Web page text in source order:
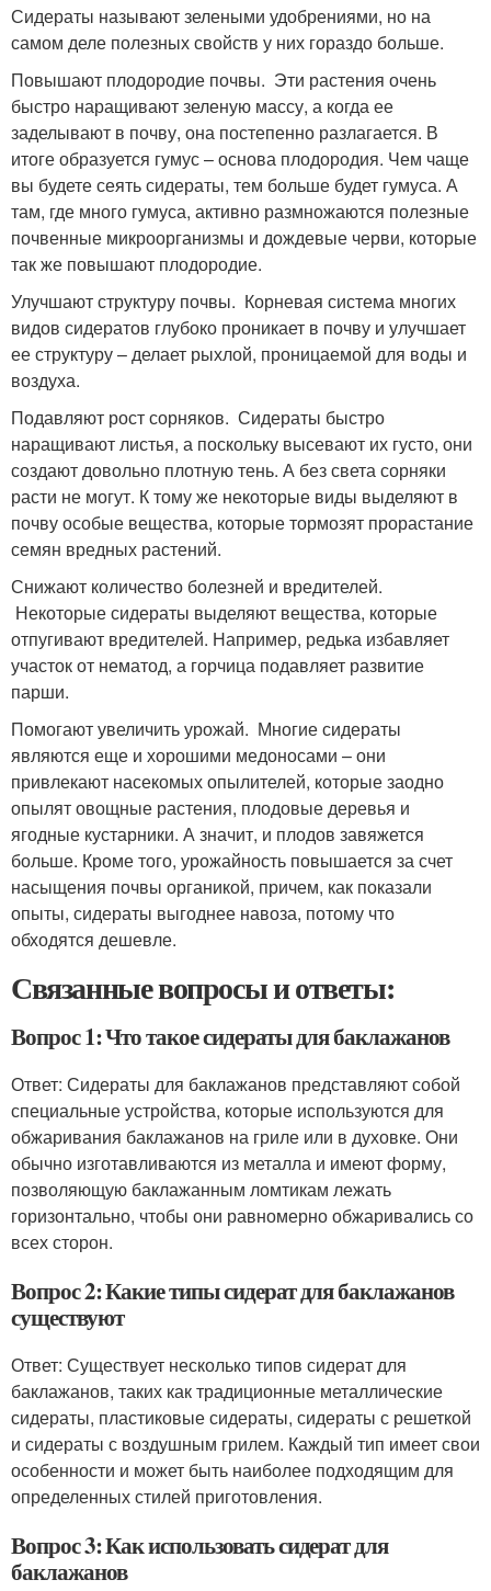
Сидераты называют зелеными удобрениями, но на
самом деле полезных свойств у них гораздо больше.
Повышают плодородие почвы. Эти растения очень
быстро наращивают зеленую массу, а когда ее
заделывают в почву, она постепенно разлагается. В
итоге образуется гумус – основа плодородия. Чем чаще
вы будете сеять сидераты, тем больше будет гумуса. А
там, где много гумуса, активно размножаются полезные
почвенные микроорганизмы и дождевые черви, которые
так же повышают плодородие.
Улучшают структуру почвы. Корневая система многих
видов сидератов глубоко проникает в почву и улучшает
ее структуру – делает рыхлой, проницаемой для воды и
воздуха.
Подавляют рост сорняков. Сидераты быстро
наращивают листья, а поскольку высевают их густо, они
создают довольно плотную тень. А без света сорняки
расти не могут. К тому же некоторые виды выделяют в
почву особые вещества, которые тормозят прорастание
семян вредных растений.
Снижают количество болезней и вредителей.
Некоторые сидераты выделяют вещества, которые
отпугивают вредителей. Например, редька избавляет
участок от нематод, а горчица подавляет развитие
парши.
Помогают увеличить урожай. Многие сидераты
являются еще и хорошими медоносами – они
привлекают насекомых опылителей, которые заодно
опылят овощные растения, плодовые деревья и
ягодные кустарники. А значит, и плодов завяжется
больше. Кроме того, урожайность повышается за счет
насыщения почвы органикой, причем, как показали
опыты, сидераты выгоднее навоза, потому что
обходятся дешевле.
Связанные вопросы и ответы:
Вопрос 1: Что такое сидераты для баклажанов
Ответ: Сидераты для баклажанов представляют собой
специальные устройства, которые используются для
обжаривания баклажанов на гриле или в духовке. Они
обычно изготавливаются из металла и имеют форму,
позволяющую баклажанным ломтикам лежать
горизонтально, чтобы они равномерно обжаривались со
всех сторон.
Вопрос 2: Какие типы сидерат для баклажанов
существуют
Ответ: Существует несколько типов сидерат для
баклажанов, таких как традиционные металлические
сидераты, пластиковые сидераты, сидераты с решеткой
и сидераты с воздушным грилем. Каждый тип имеет свои
особенности и может быть наиболее подходящим для
определенных стилей приготовления.
Вопрос 3: Как использовать сидерат для
баклажанов